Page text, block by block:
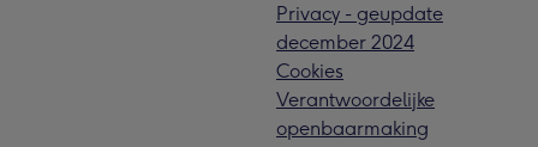
Privacy - geupdate
december 2024
Cookies
Verantwoordelijke
openbaarmaking